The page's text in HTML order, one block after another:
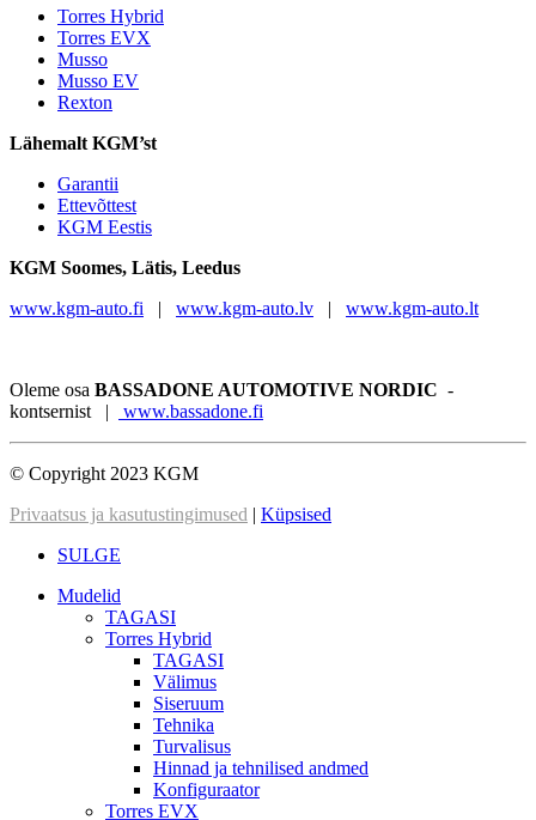
Torres Hybrid
Torres EVX
Musso
Musso EV
Rexton
Lähemalt KGM’st
Garantii
Ettevõttest
KGM Eestis
KGM Soomes, Lätis, Leedus
www.kgm-auto.fi | www.kgm-auto.lv | www.kgm-auto.lt
Oleme osa BASSADONE AUTOMOTIVE NORDIC -
kontsernist |
www.bassadone.fi
© Copyright 2023 KGM
Privaatsus ja kasutustingimused | Küpsised
SULGE
Mudelid
TAGASI
Torres Hybrid
TAGASI
Välimus
Siseruum
Tehnika
Turvalisus
Hinnad ja tehnilised andmed
Konfiguraator
Torres EVX